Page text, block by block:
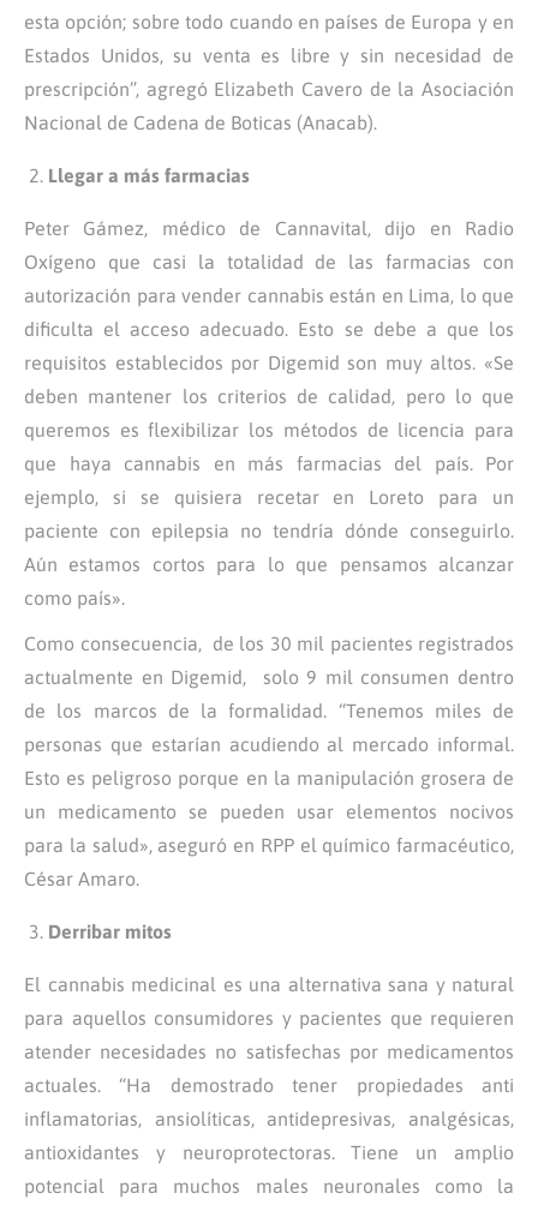
esta opción; sobre todo cuando en países de Europa y en
Estados Unidos, su venta es libre y sin necesidad de
prescripción”, agregó Elizabeth Cavero de la Asociación
Nacional de Cadena de Boticas (Anacab).
Llegar a más farmacias
Peter Gámez, médico de Cannavital, dijo en Radio
Oxígeno que casi la totalidad de las farmacias con
autorización para vender cannabis están en Lima, lo que
dificulta el acceso adecuado. Esto se debe a que los
requisitos establecidos por Digemid son muy altos. «Se
deben mantener los criterios de calidad, pero lo que
queremos es flexibilizar los métodos de licencia para
que haya cannabis en más farmacias del país. Por
ejemplo, si se quisiera recetar en Loreto para un
paciente con epilepsia no tendría dónde conseguirlo.
Aún estamos cortos para lo que pensamos alcanzar
como país».
Como consecuencia, de los 30 mil pacientes registrados
actualmente en Digemid, solo 9 mil consumen dentro
de los marcos de la formalidad. “Tenemos miles de
personas que estarían acudiendo al mercado informal.
Esto es peligroso porque en la manipulación grosera de
un medicamento se pueden usar elementos nocivos
para la salud», aseguró en RPP el químico farmacéutico,
César Amaro.
Derribar mitos
El cannabis medicinal es una alternativa sana y natural
para aquellos consumidores y pacientes que requieren
atender necesidades no satisfechas por medicamentos
actuales. “Ha demostrado tener propiedades anti
inflamatorias, ansiolíticas, antidepresivas, analgésicas,
antioxidantes y neuroprotectoras. Tiene un amplio
potencial para muchos males neuronales como la